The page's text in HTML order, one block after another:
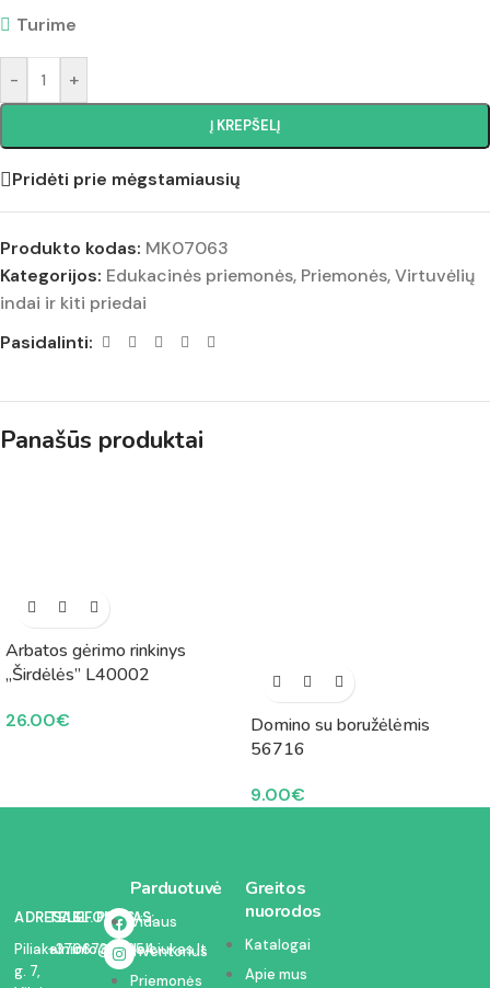
Turime
- +
Į KREPŠELĮ
Pridėti prie mėgstamiausių
Produkto kodas: MK07063
Kategorijos: Edukacinės priemonės, Priemonės,Virtuvėlių
indai ir kiti priedai
Pasidalinti:
Panašūs produktai
Arbatos gėrimo rinkinys
„Širdėlės” L40002
26.00€
Domino su boružėlėmis
56716
9.00€
ADRESAS:
Piliakalnio
g. 7,
TELEFONAS:
+37067350054
EL. PAŠTAS:
info@kodelciukas.lt
Parduotuvė
Vidaus
inventorius
Priemonės
Greitos
nuorodos
Katalogai
Apie mus